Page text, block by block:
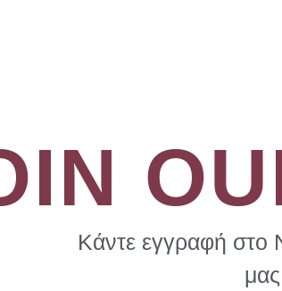
Κάντε εγγραφή στο